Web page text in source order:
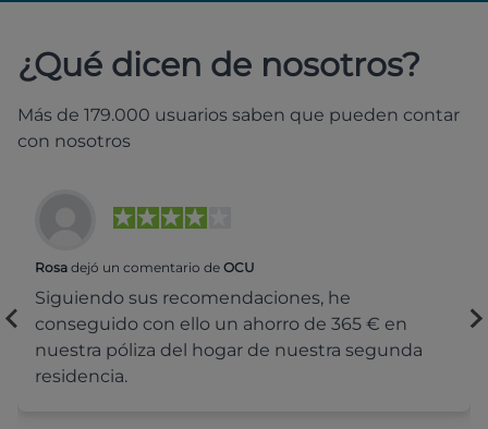
¿Qué dicen de nosotros?
Más de 179.000 usuarios saben que pueden contar
con nosotros
Rosa dejó un comentario de OCU
Siguiendo sus recomendaciones, he
conseguido con ello un ahorro de 365 € en
nuestra póliza del hogar de nuestra segunda
residencia.